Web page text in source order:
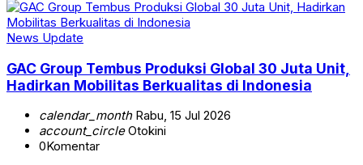
News Update
GAC Group Tembus Produksi Global 30 Juta Unit,
Hadirkan Mobilitas Berkualitas di Indonesia
calendar_monthRabu, 15 Jul 2026
account_circleOtokini
0Komentar